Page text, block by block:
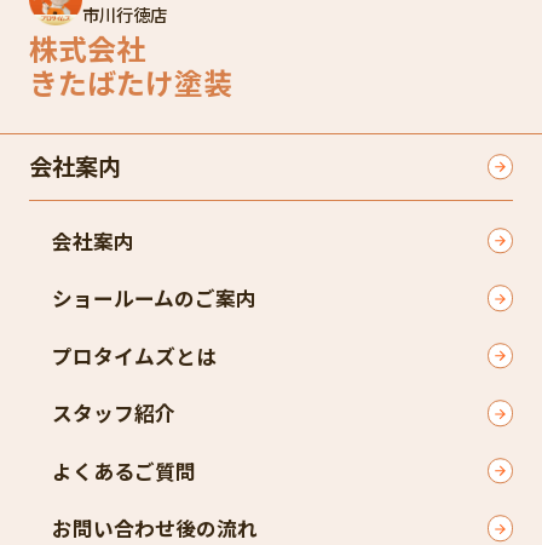
市川行徳店
株式会社
きたばたけ塗装
会社案内
会社案内
ショールームのご案内
プロタイムズとは
スタッフ紹介
よくあるご質問
お問い合わせ後の流れ